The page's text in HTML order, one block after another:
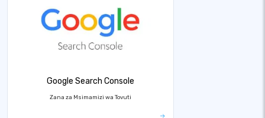
Google Search Console
Zana za Msimamizi wa Tovuti